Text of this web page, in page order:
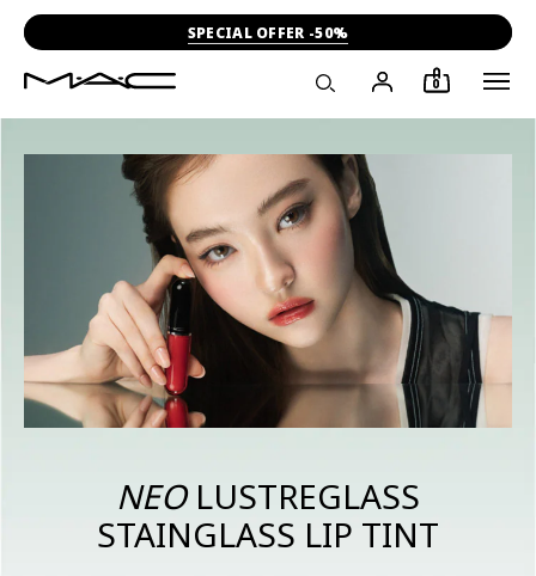
-15% ΣΤΗΝ ΠΡΩΤΗ ΣΟΥ ΑΓΟΡΑ
0
ΝΕΟLUSTREGLASS
STAINGLASS LIP TINT